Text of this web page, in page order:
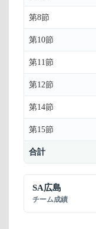
第8節
第10節
第11節
第12節
第14節
第15節
合計
SA広島
チーム成績